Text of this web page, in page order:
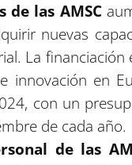
de las AMSC
nuevas
La
innovación en
con un
de cada año.
de las